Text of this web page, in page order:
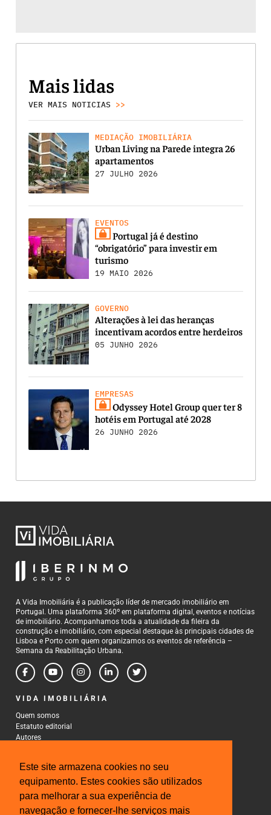
Este site armazena cookies no seu
equipamento. Estes cookies são utilizados
para melhorar a sua experiência de
navegação e fornecer-lhe serviços mais
Mais lidas
VER MAIS NOTICIAS >>
MEDIAÇÃO IMOBILIÁRIA
Urban Living na Parede integra 26
apartamentos
27 JULHO 2026
EVENTOS
Portugal já é destino
“obrigatório” para investir em
turismo
19 MAIO 2026
GOVERNO
Alterações à lei das heranças
incentivam acordos entre herdeiros
05 JUNHO 2026
EMPRESAS
Odyssey Hotel Group quer ter 8
hotéis em Portugal até 2028
26 JUNHO 2026
A Vida Imobiliária é a publicação líder de mercado imobiliário em
Portugal. Uma plataforma 360º em plataforma digital, eventos e notícias
de imobiliário. Acompanhamos toda a atualidade da fileira da
construção e imobiliário, com especial destaque às principais cidades de
Lisboa e Porto com quem organizamos os eventos de referência –
Semana da Reabilitação Urbana.
VIDA IMOBILIÁRIA
Quem somos
Estatuto editorial
Autores
CONTACTOS
Rua Gonçalo Cristovão, 185 - 6º
4000-269 Porto